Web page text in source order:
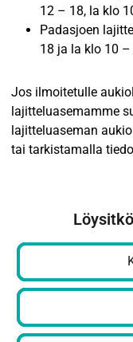
12 – 18, la klo
Padasjoen
18 ja la klo 10 –
Jos ilmoitetulle
lajitteluasemamme
lajitteluaseman
tai tarkistamalla